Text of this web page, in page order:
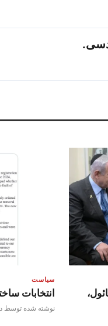
سیاست
انتخابات
نوشته شده توسط